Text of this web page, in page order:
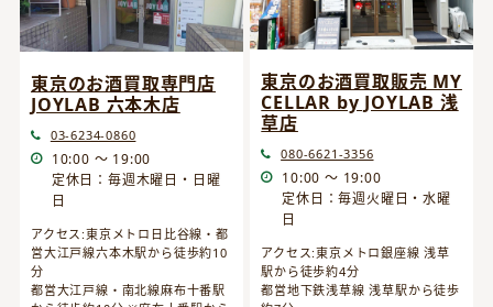
東京のお酒買取専門店
JOYLAB 六本木店
03-6234-0860
10:00 ～ 19:00
定休日：毎週木曜日・日曜
日
アクセス:東京メトロ日比谷線・都
営大江戸線六本木駅から徒歩約10
分
都営大江戸線・南北線麻布十番駅
東京のお酒買取販売 MY
CELLAR by JOYLAB 浅
草店
080-6621-3356
10:00 ～ 19:00
定休日：毎週火曜日・水曜
日
アクセス:東京メトロ銀座線 浅草
駅から徒歩約4分
都営地下鉄浅草線 浅草駅から徒歩